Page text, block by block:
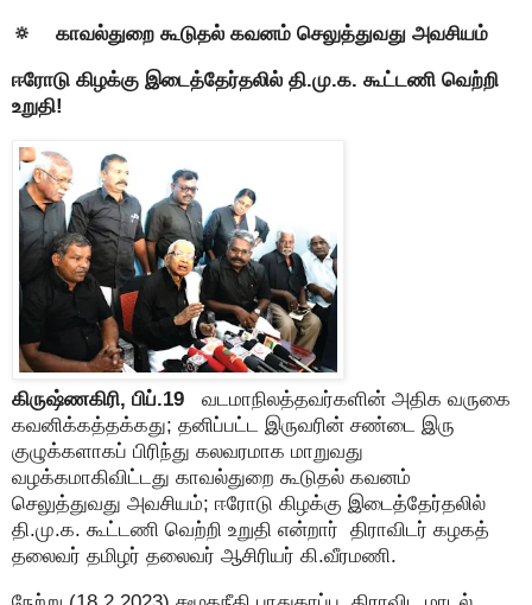
🔅 காவல்துறை கூடுதல் கவனம் செலுத்துவது அவசியம்
ஈரோடு கிழக்கு இடைத்தேர்தலில் தி.மு.க. கூட்டணி வெற்றி
உறுதி!
கிருஷ்ணகிரி, பிப்.19 வடமாநிலத்தவர்களின் அதிக வருகை
கவனிக்கத்தக்கது; தனிப்பட்ட இருவரின் சண்டை இரு
குழுக்களாகப் பிரிந்து கலவரமாக மாறுவது
வழக்கமாகிவிட்டது காவல்துறை கூடுதல் கவனம்
செலுத்துவது அவசியம்; ஈரோடு கிழக்கு இடைத்தேர்தலில்
தி.மு.க. கூட்டணி வெற்றி உறுதி என்றார் திராவிடர் கழகத்
தலைவர் தமிழர் தலைவர் ஆசிரியர் கி.வீரமணி.